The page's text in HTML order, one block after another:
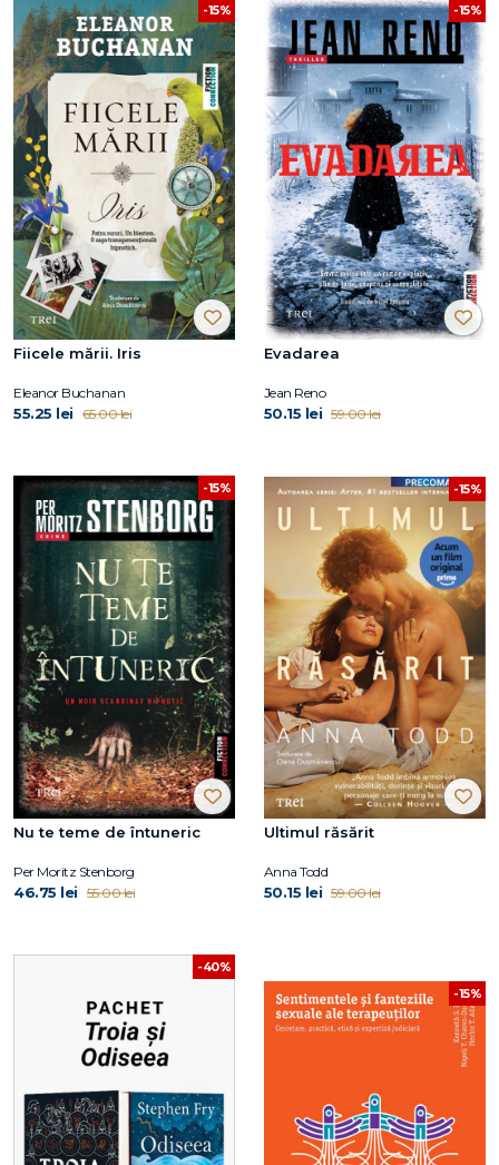
-15%
Fiicele mării. Iris
Eleanor Buchanan
55.25 lei 65.00 lei
-15%
Evadarea
Jean Reno
50.15 lei 59.00 lei
-15%
Nu te teme de întuneric
Per Moritz Stenborg
46.75 lei 55.00 lei
-15%
Ultimul răsărit
Anna Todd
50.15 lei 59.00 lei
-40%
-15%